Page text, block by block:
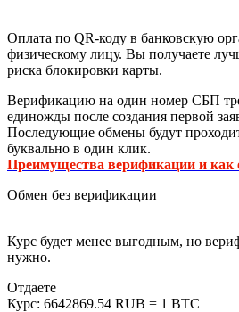
Оплата по QR-коду в банковскую
физическому лицу. Вы получаете
риска блокировки карты.
Верификацию на один номер СБП
единожды после создания первой
Последующие обмены будут
буквально в один клик.
Преимущества верификации и как
Обмен без верификации
Курс будет менее выгодным, но
нужно.
Отдаете
Курс: 6642869.54 RUB = 1 BTC